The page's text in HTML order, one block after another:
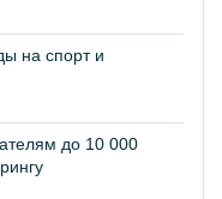
на спорт и
до 10 000